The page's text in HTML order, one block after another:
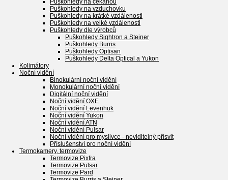
Puškohledy na čekanou
Puškohledy na vzduchovku
Puškohledy na krátké vzdálenosti
Puškohledy na velké vzdálenosti
Puškohledy dle výrobců
Puškohledy Sightron a Steiner
Puškohledy Burris
Puškohledy Optisan
Puškohledy Delta Optical a Yukon
Kolimátory
Noční vidění
Binokulární noční vidění
Monokulární noční vidění
Digitální noční vidění
Noční vidění OXE
Noční vidění Levenhuk
Noční vidění Yukon
Noční vidění ATN
Noční vidění Pulsar
Noční vidění pro myslivce - neviditelný přísvit
Příslušenství pro noční vidění
Termokamery, termovize
Termovize Pixfra
Termovize Pulsar
Termovize Pard